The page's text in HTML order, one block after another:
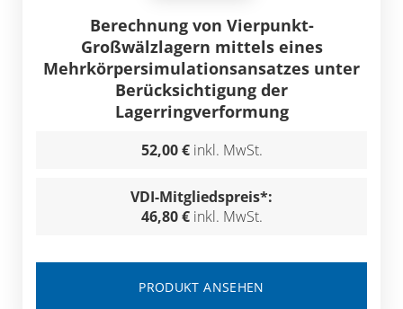
Berechnung von Vierpunkt-
Großwälzlagern mittels eines
Mehrkörpersimulationsansatzes unter
Berücksichtigung der
Lagerringverformung
52,00 € inkl. MwSt.
VDI-Mitgliedspreis*:
46,80 € inkl. MwSt.
PRODUKT ANSEHEN